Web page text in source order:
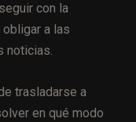
con la
a las
noticias.
trasladarse a
en qué modo